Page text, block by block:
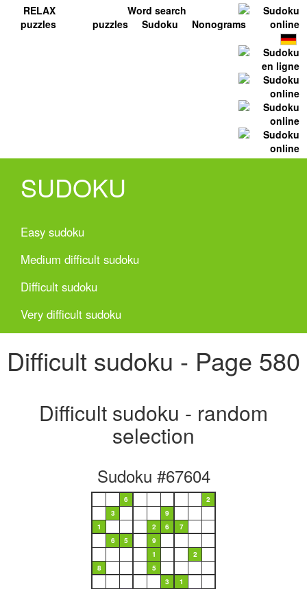
RELAX
puzzles
Word search
puzzles
Sudoku Nonograms
SUDOKU
Easy sudoku
Medium difficult sudoku
Difficult sudoku
Very difficult sudoku
Difficult sudoku - Page 580
Difficult sudoku - random
selection
Sudoku #67604
6
2
3
9
1
2 6
7
6
5
9
1
2
8
5
3
1